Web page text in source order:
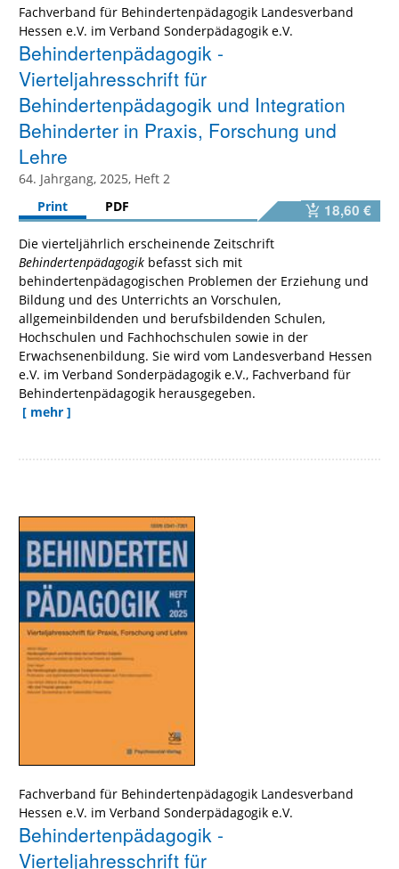
Fachverband für Behindertenpädagogik Landesverband
Hessen e.V. im Verband Sonderpädagogik e.V.
Behindertenpädagogik -
Vierteljahresschrift für
Behindertenpädagogik und Integration
Behinderter in Praxis, Forschung und
Lehre
64. Jahrgang, 2025, Heft 2
Print
PDF 18,60 €
Die vierteljährlich erscheinende Zeitschrift
Behindertenpädagogik befasst sich mit
behindertenpädagogischen Problemen der Erziehung und
Bildung und des Unterrichts an Vorschulen,
allgemeinbildenden und berufsbildenden Schulen,
Hochschulen und Fachhochschulen sowie in der
Erwachsenenbildung. Sie wird vom Landesverband Hessen
e.V. im Verband Sonderpädagogik e.V., Fachverband für
Behindertenpädagogik herausgegeben.
[ mehr ]
Fachverband für Behindertenpädagogik Landesverband
Hessen e.V. im Verband Sonderpädagogik e.V.
Behindertenpädagogik -
Vierteljahresschrift für